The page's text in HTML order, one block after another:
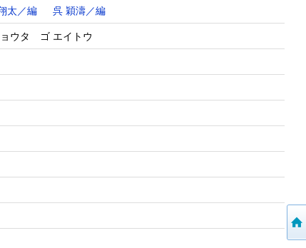
太／編 呉 穎濤／編
ウタ ゴ エイトウ